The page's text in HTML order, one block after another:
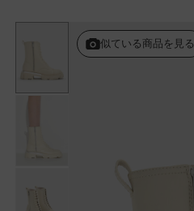
似ている商品を見る